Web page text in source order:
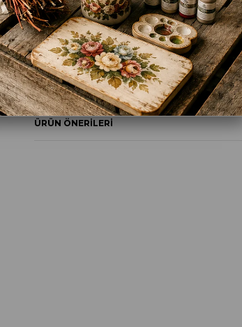
YORUMLAR(0)
ÖDEME SEÇENEKLERI
ÜRÜN ÖNERILERI